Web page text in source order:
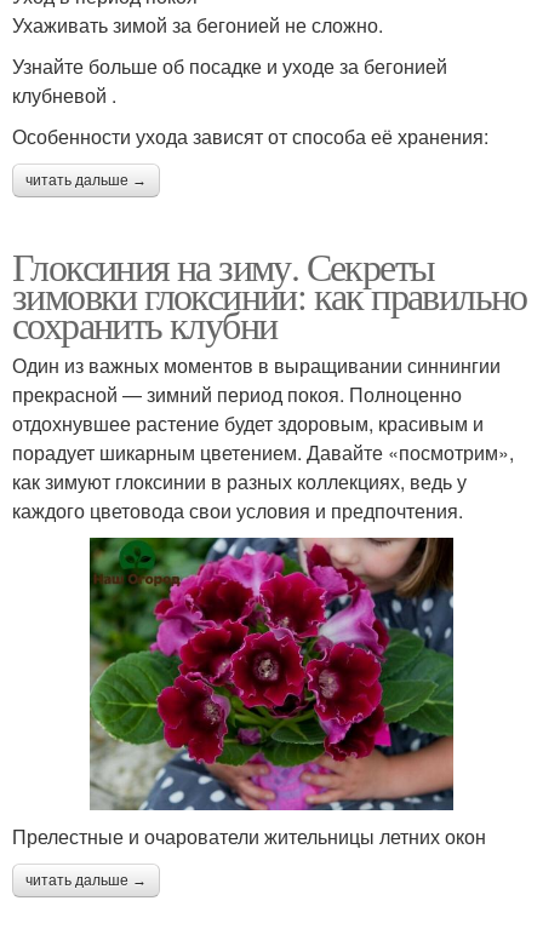
Ухаживать зимой за бегонией не сложно.
Узнайте больше об посадке и уходе за бегонией
клубневой .
Особенности ухода зависят от способа её хранения:
читать дальше →
Глоксиния на зиму. Секреты
зимовки глоксинии: как правильно
сохранить клубни
Один из важных моментов в выращивании синнингии
прекрасной — зимний период покоя. Полноценно
отдохнувшее растение будет здоровым, красивым и
порадует шикарным цветением. Давайте «посмотрим»,
как зимуют глоксинии в разных коллекциях, ведь у
каждого цветовода свои условия и предпочтения.
Прелестные и очарователи жительницы летних окон
читать дальше →